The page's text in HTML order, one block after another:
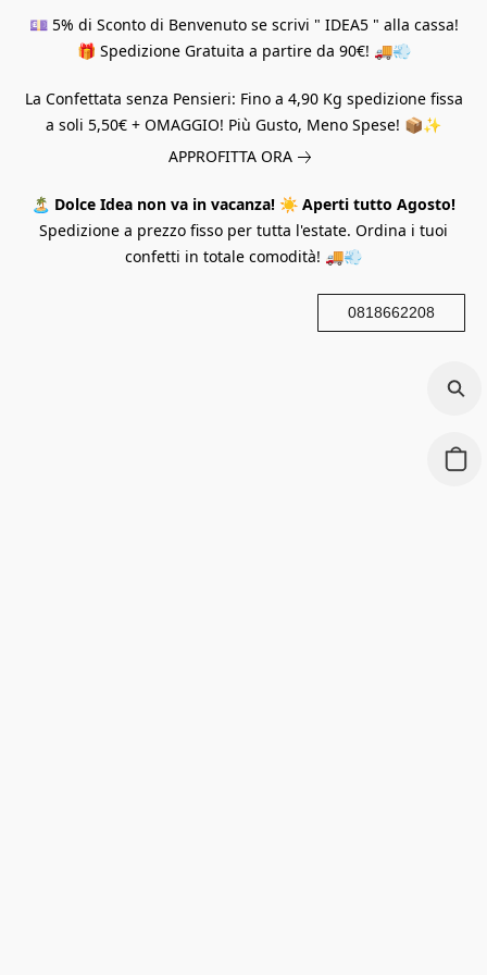
💷 5% di Sconto di Benvenuto se scrivi " IDEA5 " alla cassa!
🎁 Spedizione Gratuita a partire da 90€! 🚚💨
La Confettata senza Pensieri: Fino a 4,90 Kg spedizione fissa
a soli 5,50€ + OMAGGIO! Più Gusto, Meno Spese! 📦✨
APPROFITTA ORA
🏝️ Dolce Idea non va in vacanza! ☀️ Aperti tutto Agosto!
Spedizione a prezzo fisso per tutta l'estate. Ordina i tuoi
confetti in totale comodità! 🚚💨
0818662208